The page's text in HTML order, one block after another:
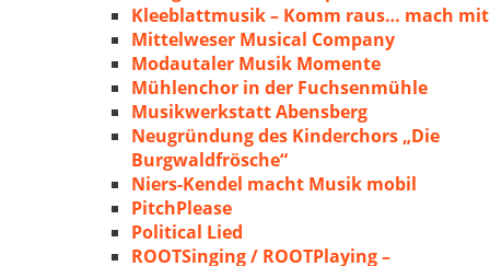
Kleeblattmusik – Komm raus… mach mit
Mittelweser Musical Company
Modautaler Musik Momente
Mühlenchor in der Fuchsenmühle
Musikwerkstatt Abensberg
Neugründung des Kinderchors „Die
Burgwaldfrösche“
Niers-Kendel macht Musik mobil
PitchPlease
Political Lied
ROOTSinging / ROOTPlaying –